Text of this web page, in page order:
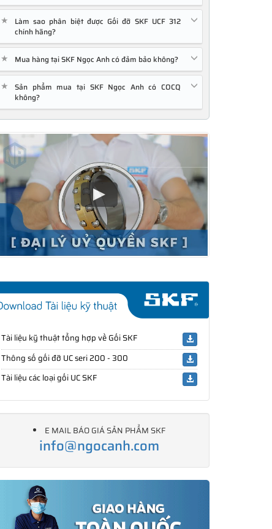
★
Làm sao phân biệt được Gối đỡ SKF UCF 312
chính hãng?
★ Mua hàng tại SKF Ngọc Anh có đảm bảo không?
★
Sản phẩm mua tại SKF Ngọc Anh có COCQ
không?
Tài liệu kỹ thuật tổng hợp về Gối SKF
Thông số gối đỡ UC seri 200 - 300
Tài liệu các loại gối UC SKF
E MAIL BÁO GIÁ SẢN PHẨM SKF
info@ngocanh.com